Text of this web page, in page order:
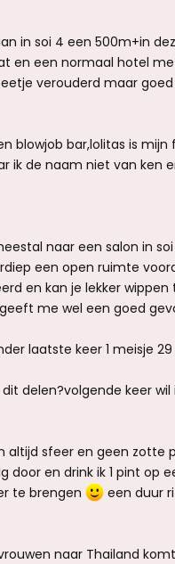
in soi 4 een 500m+in
en een normaal hotel
verouderd maar
blowjob bar,lolitas is
ik de naam niet van ken
naar een salon in
een open ruimte
en kan je lekker wippen
me wel een goed
laatste keer 1 meisje
delen?volgende keer wil
altijd sfeer en geen zotte
door en drink ik 1 pint op
te brengen
een duur
naar Thailand